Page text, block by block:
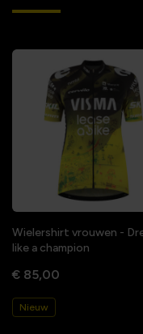
Wielershirt vrouwen -
like a champion
€ 85,00
Nieuw